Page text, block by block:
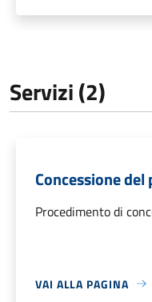
Servizi (2)
Concessione
Procedimento di
VAI ALLA PAGINA